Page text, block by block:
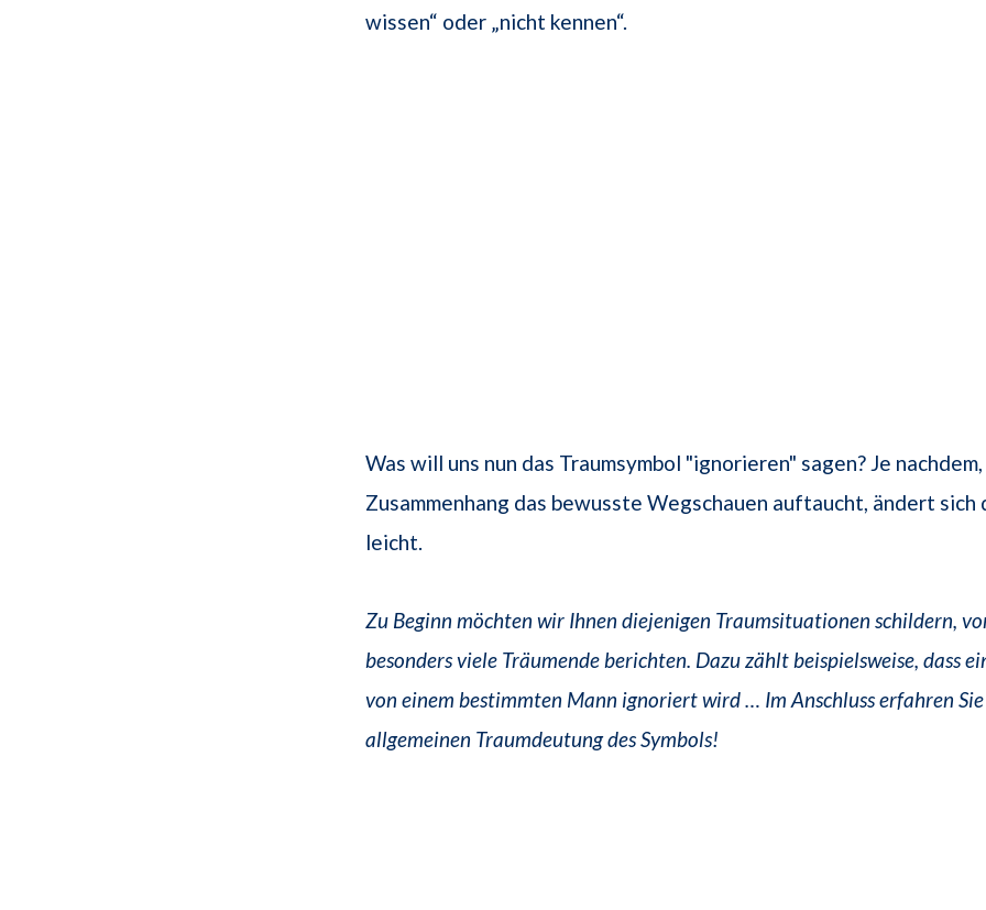
wissen“ oder „nicht kennen“.
Was will uns nun das Traumsymbol "ignorieren" sagen? Je
Zusammenhang das bewusste Wegschauen auftaucht, ändert sich
leicht.
Zu Beginn möchten wir Ihnen diejenigen Traumsituationen schildern,
besonders viele Träumende berichten. Dazu zählt beispielsweise, dass
von einem bestimmten Mann ignoriert wird … Im Anschluss erfahren
allgemeinen Traumdeutung des Symbols!